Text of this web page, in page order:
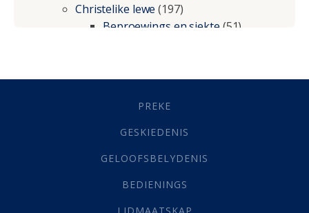
Christelike lewe (197)
Beproewings en siekte(51)
Geestelike Groei(10)
(21)
Grys Areas(4)
Lewensdoel(3)
Selfondersoek(1)
PREKE
GESKIEDENIS
GELOOFSBELYDENIS
BEDIENINGS
LIDMAATSKAP